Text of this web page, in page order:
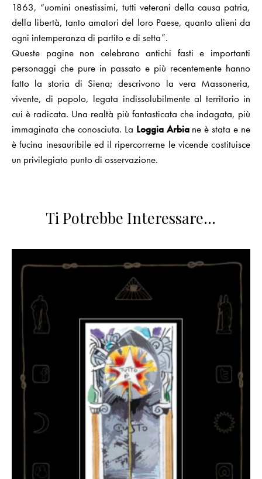
1863, “uomini onestissimi, tutti veterani della causa patria,
della libertà, tanto amatori del loro Paese, quanto alieni da
ogni intemperanza di partito e di setta”.
Queste pagine non celebrano antichi fasti e importanti
personaggi che pure in passato e più recentemente hanno
fatto la storia di Siena; descrivono la vera Massoneria,
vivente, di popolo, legata indissolubilmente al territorio in
cui è radicata. Una realtà più fantasticata che indagata, più
immaginata che conosciuta. La Loggia Arbiane è stata e ne
è fucina inesauribile ed il ripercorrerne le vicende costituisce
un privilegiato punto di osservazione.
Ti Potrebbe Interessare…